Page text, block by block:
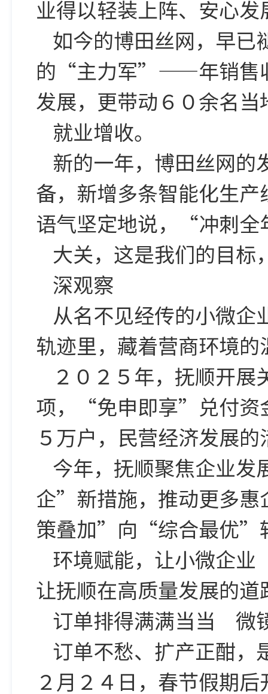
业得以轻装上阵、安心发
如今的博田丝网，早
的“主力军”——年销售
发展，更带动６０余名
就业增收。
新的一年，博田丝网
备，新增多条智能化生
语气坚定地说，“冲刺全
大关，这是我们的目
深观察
从名不见经传的小微企
轨迹里，藏着营商环境
２０２５年，抚顺开
项，“免申即享”兑付资
５万户，民营经济发展
今年，抚顺聚焦企业
企”新措施，推动更多
策叠加”向“综合最优”
环境赋能，让小微企
让抚顺在高质量发展的
订单排得满满当当 微
订单不愁、扩产正酣，
２月２４日，春节假期